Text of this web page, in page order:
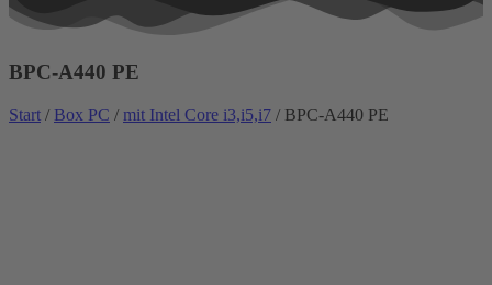
BPC-A440 PE
Start / Box PC / mit Intel Core i3,i5,i7 / BPC-A440 PE